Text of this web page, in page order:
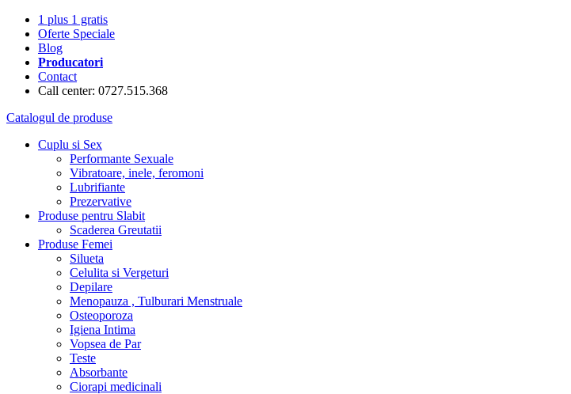
1 plus 1 gratis
Oferte Speciale
Blog
Producatori
Contact
Call center: 0727.515.368
Catalogul de produse
Cuplu si Sex
Performante Sexuale
Vibratoare, inele, feromoni
Lubrifiante
Prezervative
Produse pentru Slabit
Scaderea Greutatii
Produse Femei
Silueta
Celulita si Vergeturi
Depilare
Menopauza , Tulburari Menstruale
Osteoporoza
Igiena Intima
Vopsea de Par
Teste
Absorbante
Ciorapi medicinali